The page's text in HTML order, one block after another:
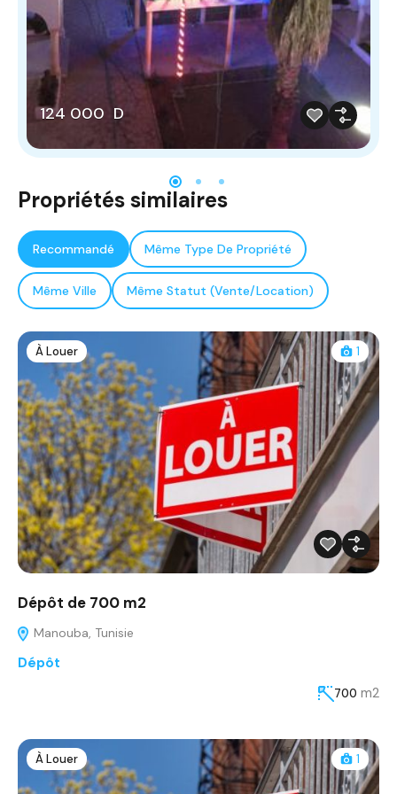
124 000 D
Propriétés similaires
Recommandé Même Type De Propriété
Même Ville Même Statut (Vente/Location)
À Louer 1
Dépôt de 700 m2
Manouba, Tunisie
Dépôt
700 m2
À Louer 1